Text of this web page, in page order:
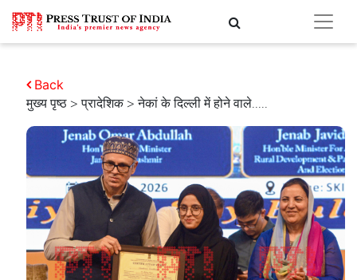
मुख्य पृष्ठ >प्रादेशिक> नेकां के दिल्ली में होने वाले.....
Back